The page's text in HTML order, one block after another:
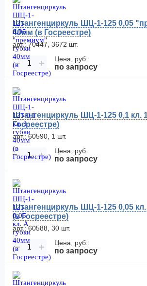
Штангенциркуль ШЦ-1-125 0,05
40мм (в Госреестре)
арт.: 70447, 3672 шт.
− + Цена, руб.:
по запросу
Штангенциркуль ШЦ-1-125 0,1 кл.
Госреестре)
арт.: 60590, 1 шт.
− + Цена, руб.:
по запросу
Штангенциркуль ШЦ-1-125 0,05
(в Госреестре)
арт.: 60588, 30 шт.
− + Цена, руб.:
по запросу